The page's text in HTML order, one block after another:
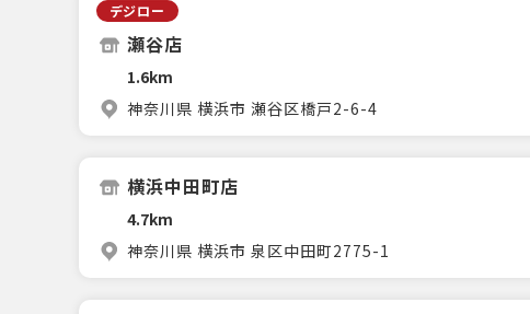
デジロー
瀬谷店
1.6km
神奈川県 横浜市 瀬谷区橋戸2-6-4
横浜中田町店
4.7km
神奈川県 横浜市 泉区中田町2775-1